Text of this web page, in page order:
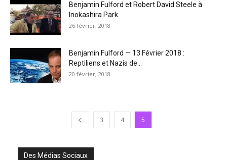
Benjamin Fulford et Robert David Steele à
Inokashira Park
26 février, 2018
Benjamin Fulford — 13 Février 2018 :
Reptiliens et Nazis de...
20 février, 2018
3 4 5
Des Médias Sociaux